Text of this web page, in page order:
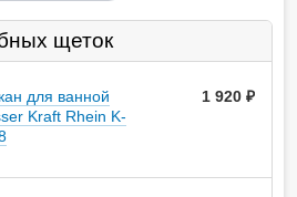
щеток
для ванной
Kraft Rhein K-
1 920